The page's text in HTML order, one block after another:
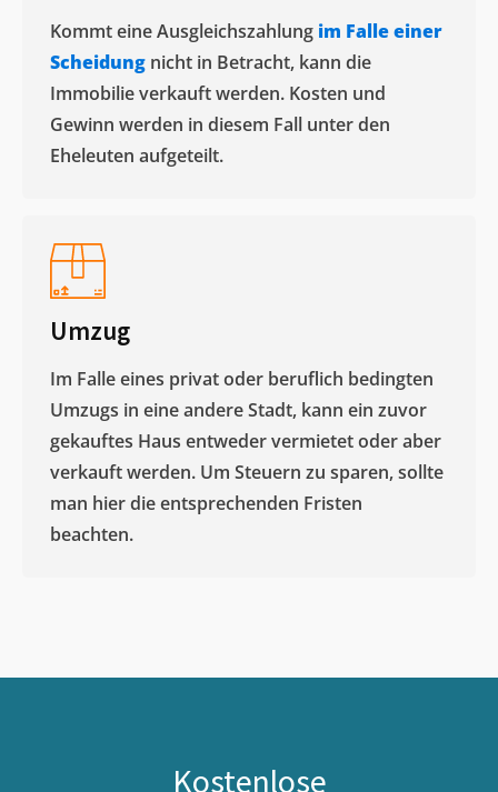
Kommt eine Ausgleichszahlung im Falle einer
Scheidung nicht in Betracht, kann die
Immobilie verkauft werden. Kosten und
Gewinn werden in diesem Fall unter den
Eheleuten aufgeteilt.​
Umzug
Im Falle eines privat oder beruflich bedingten
Umzugs in eine andere Stadt, kann ein zuvor
gekauftes Haus entweder vermietet oder aber
verkauft werden. Um Steuern zu sparen, sollte
man hier die entsprechenden Fristen
beachten.
Kostenlose